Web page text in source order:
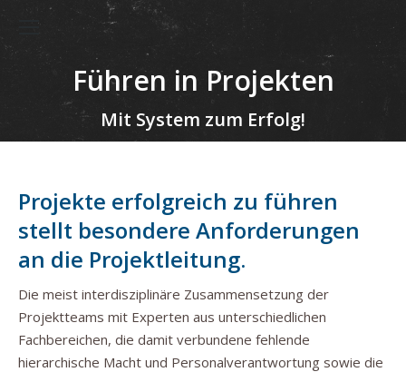
Führen in Projekten
Mit System zum Erfolg!
Projekte erfolgreich zu führen
stellt besondere Anforderungen
an die Projektleitung.
Die meist interdisziplinäre Zusammensetzung der
Projektteams mit Experten aus unterschiedlichen
Fachbereichen, die damit verbundene fehlende
hierarchische Macht und Personalverantwortung sowie die